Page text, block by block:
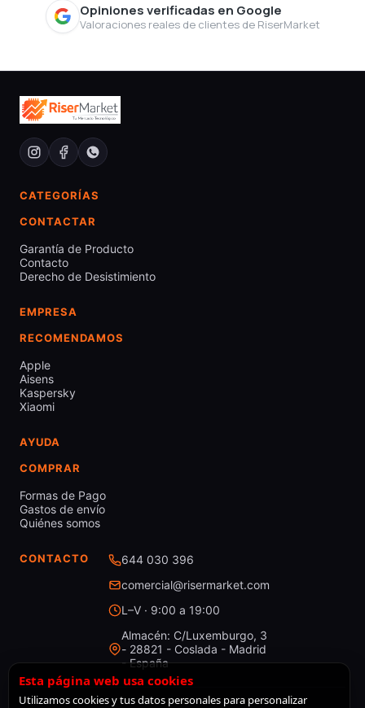
Opiniones verificadas en Google
Valoraciones reales de clientes de RiserMarket
CATEGORÍAS
CONTACTAR
Garantía de Producto
Contacto
Derecho de Desistimiento
EMPRESA
RECOMENDAMOS
Apple
Aisens
Kaspersky
Xiaomi
AYUDA
COMPRAR
Formas de Pago
Gastos de envío
Quiénes somos
CONTACTO
644 030 396
comercial@risermarket.com
L–V · 9:00 a 19:00
Almacén: C/Luxemburgo, 3
- 28821 - Coslada - Madrid
- España
Esta página web usa cookies
Utilizamos cookies y tus datos personales para personalizar